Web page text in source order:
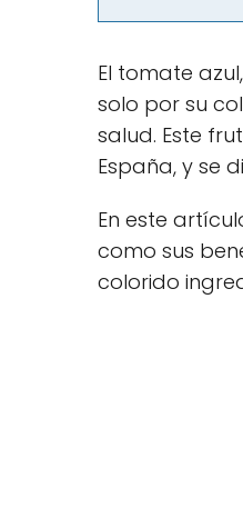
El tomate
solo por su
salud. Este
España, y se
En este
como sus
colorido